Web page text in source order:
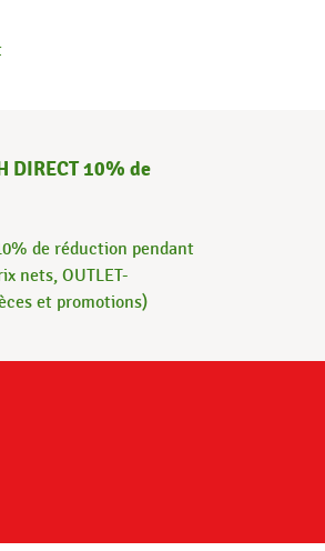
DIRECT 10% de
de réduction pendant
nets, OUTLET-
et promotions)